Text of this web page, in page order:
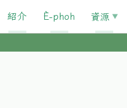
紹介 È-phoh 資源